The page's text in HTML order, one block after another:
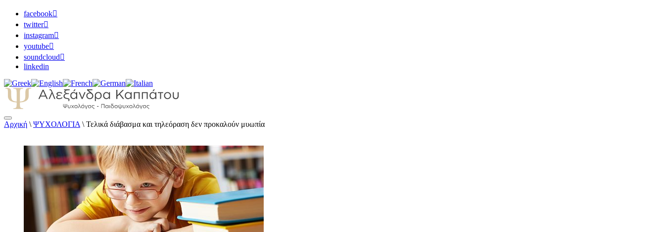
facebook
twitter
instagram
youtube
soundcloud
linkedin
Αλεξάνδρα Καππάτου Ψυχολόγος – Παιδοψυχολόγος
Αρχική \ ΨΥΧΟΛΟΓΙΑ \ Τελικά διάβασμα και τηλεόραση δεν προκαλούν μυωπία